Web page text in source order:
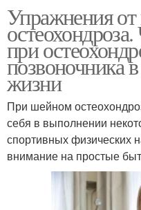
Упражнения от
при
позвоночника
жизни
При шейном
себя в выполнении
спортивных физических
внимание на простые